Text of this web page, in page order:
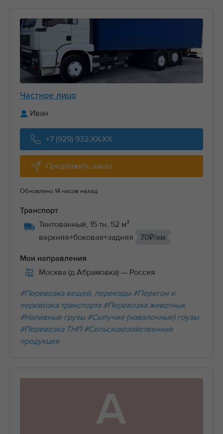
Частное лицо
Иван
+7 (929) 932-XX-XX
Предложить заказ
Обновлено 14 часов назад
Транспорт
Тентованный, 15 тн, 52 м³
верхняя+боковая+задняя
70₽/км
Мои направления
Москва (д Абрамовка) — Россия
#Перевозка вещей, переезды #Перегон и
перевозка транспорта #Перевозка животных
#Наливные грузы #Сыпучие (навалочные) грузы
#Перевозка ТНП #Сельскохозяйственная
продукция
А